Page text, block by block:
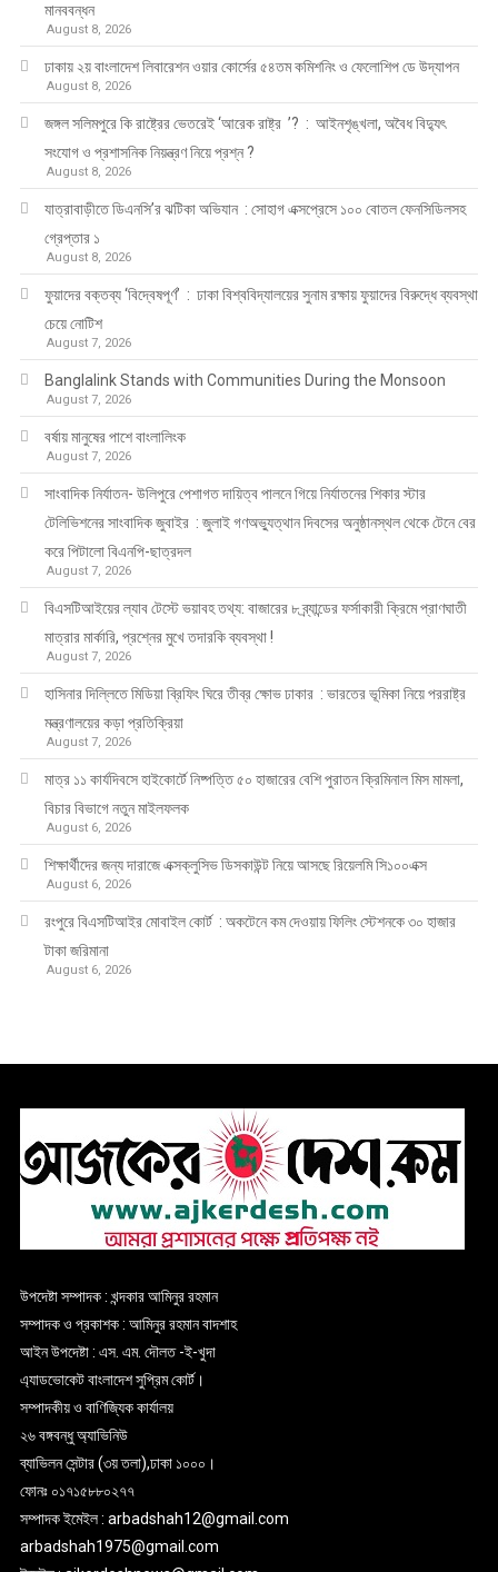
মানববন্ধন
August 8, 2026
ঢাকায় ২য় বাংলাদেশ লিবারেশন ওয়ার কোর্সের ৫৪তম কমিশনিং ও ফেলোশিপ ডে উদ্‌যাপন
August 8, 2026
জঙ্গল সলিমপুরে কি রাষ্ট্রের ভেতরেই ‘আরেক রাষ্ট্র ’? : আইনশৃঙ্খলা, অবৈধ বিদ্যুৎ
সংযোগ ও প্রশাসনিক নিয়ন্ত্রণ নিয়ে প্রশ্ন ?
August 8, 2026
যাত্রাবাড়ীতে ডিএনসি’র ঝটিকা অভিযান : সোহাগ এক্সপ্রেসে ১০০ বোতল ফেনসিডিলসহ
গ্রেপ্তার ১
August 8, 2026
ফুয়াদের বক্তব্য ‘বিদ্বেষপূর্ণ’ : ঢাকা বিশ্ববিদ্যালয়ের সুনাম রক্ষায় ফুয়াদের বিরুদ্ধে ব্যবস্থা
চেয়ে নোটিশ
August 7, 2026
Banglalink Stands with Communities During the Monsoon
August 7, 2026
বর্ষায় মানুষের পাশে বাংলালিংক
August 7, 2026
সাংবাদিক নির্যাতন- উলিপুরে পেশাগত দায়িত্ব পালনে গিয়ে নির্যাতনের শিকার স্টার
টেলিভিশনের সাংবাদিক জুবাইর : জুলাই গণঅভ্যুত্থান দিবসের অনুষ্ঠানস্থল থেকে টেনে বের
করে পিটালো বিএনপি-ছাত্রদল
August 7, 2026
বিএসটিআইয়ের ল্যাব টেস্টে ভয়াবহ তথ্য: বাজারের ৮ ব্র্যান্ডের ফর্সাকারী ক্রিমে প্রাণঘাতী
মাত্রার মার্কারি, প্রশ্নের মুখে তদারকি ব্যবস্থা !
August 7, 2026
হাসিনার দিল্লিতে মিডিয়া ব্রিফিং ঘিরে তীব্র ক্ষোভ ঢাকার : ভারতের ভূমিকা নিয়ে পররাষ্ট্র
মন্ত্রণালয়ের কড়া প্রতিক্রিয়া
August 7, 2026
মাত্র ১১ কার্যদিবসে হাইকোর্টে নিষ্পত্তি ৫০ হাজারের বেশি পুরাতন ক্রিমিনাল মিস মামলা,
বিচার বিভাগে নতুন মাইলফলক
August 6, 2026
শিক্ষার্থীদের জন্য দারাজে এক্সক্লুসিভ ডিসকাউন্ট নিয়ে আসছে রিয়েলমি সি১০০এক্স
August 6, 2026
রংপুরে বিএসটিআইর মোবাইল কোর্ট : অকটেনে কম দেওয়ায় ফিলিং স্টেশনকে ৩০ হাজার
টাকা জরিমানা
August 6, 2026
উপদেষ্টা সম্পাদক : খন্দকার আমিনুর রহমান
সম্পাদক ও প্রকাশক : আমিনুর রহমান বাদশাহ
আইন উপদেষ্টা : এস. এম. দৌলত -ই-খুদা
এ্যাডভোকেট বাংলাদেশ সুপ্রিম কোর্ট।
সম্পাদকীয় ও বাণিজ্যিক কার্যালয়
২৬ বঙ্গবন্ধু অ্যাভিনিউ
ব্যাভিলন সেন্টার (৩য় তলা),ঢাকা ১০০০।
ফোনঃ ০১৭১৫৮৮০২৭৭
সম্পাদক ইমেইল : arbadshah12@gmail.com
arbadshah1975@gmail.com